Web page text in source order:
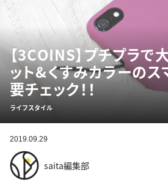
【3COINS】プチプラ
ット&くすみカラーの
要チェック！！
ライフスタイル
2019.09.29
saita編集部